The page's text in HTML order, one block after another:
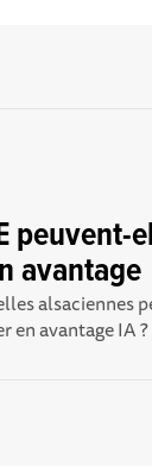
peuvent-
avantage
alsaciennes
en avantage IA